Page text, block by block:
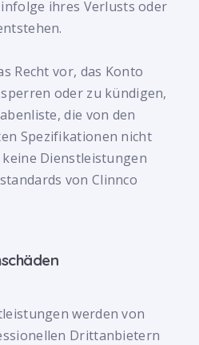
ihres Verlusts oder
Recht vor, das Konto
oder zu kündigen,
die von den
Spezifikationen nicht
Dienstleistungen
von Clinnco
werden von
Drittanbietern